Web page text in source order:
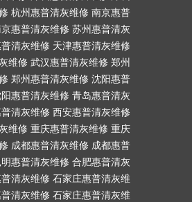
杭州惠普清灰维修 南京惠普
惠普清灰维修 苏州惠普清灰
清灰维修 天津惠普清灰维修
维修 武汉惠普清灰维修 郑州
郑州惠普清灰维修 沈阳惠普
惠普清灰维修 青岛惠普清灰
清灰维修 西安惠普清灰维修
维修 重庆惠普清灰维修 重庆
成都惠普清灰维修 成都惠普
惠普清灰维修 合肥惠普清灰
清灰维修 石家庄惠普清灰维
清灰维修 石家庄惠普清灰维